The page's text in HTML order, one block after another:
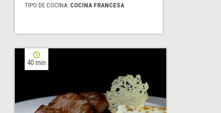
TIPO DE COCINA: COCINA FRANCESA
40 min